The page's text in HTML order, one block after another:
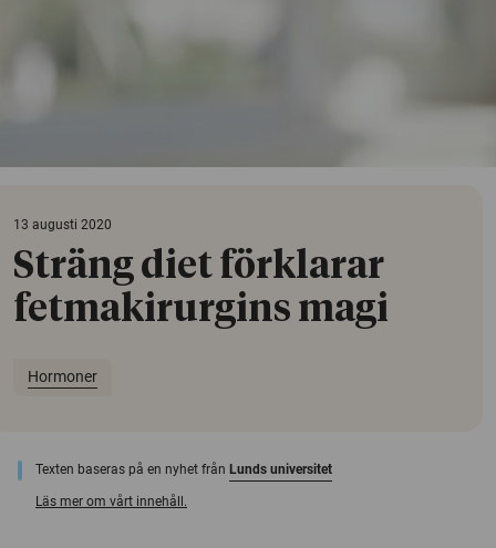
13 augusti 2020
Sträng diet förklarar
fetmakirurgins magi
Hormoner
Texten baseras på en nyhet från Lunds universitet
Läs mer om vårt innehåll.